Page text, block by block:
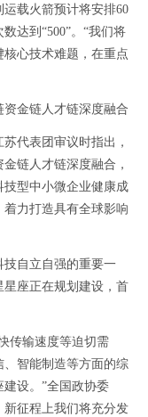
载火箭预计将安排60
达到“500”。“我们将
心技术难题，在重点
金链人才链深度融合
代表团审议时指出，
链人才链深度融合，
型中小微企业健康成
力打造具有全球影响
自立自强的重要一
座正在规划建设，首
传输速度等迫切需
智能制造等方面的综
设。”全国政协委
新征程上我们将充分发